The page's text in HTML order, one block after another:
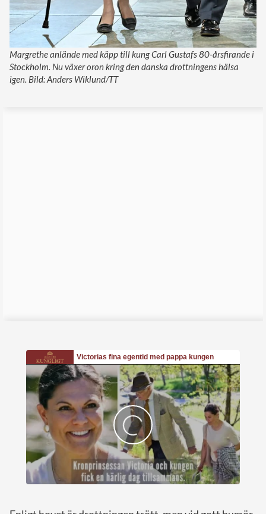
Margrethe anlände med käpp till kung Carl Gustafs 80-årsfirande i
Stockholm. Nu växer oron kring den danska drottningens hälsa
igen. Bild: Anders Wiklund/TT